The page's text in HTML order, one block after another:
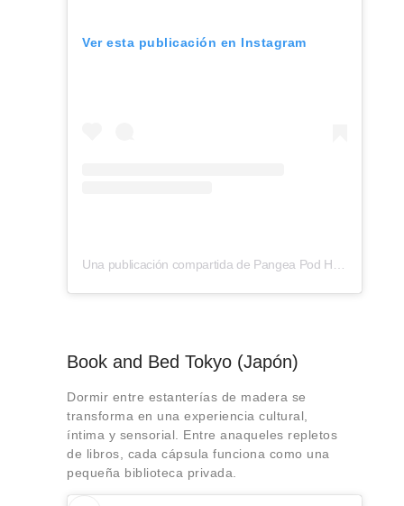
Ver esta publicación en Instagram
Book and Bed Tokyo (Japón)
Dormir entre estanterías de madera se
transforma en una experiencia cultural,
íntima y sensorial. Entre anaqueles repletos
de libros, cada cápsula funciona como una
pequeña biblioteca privada.